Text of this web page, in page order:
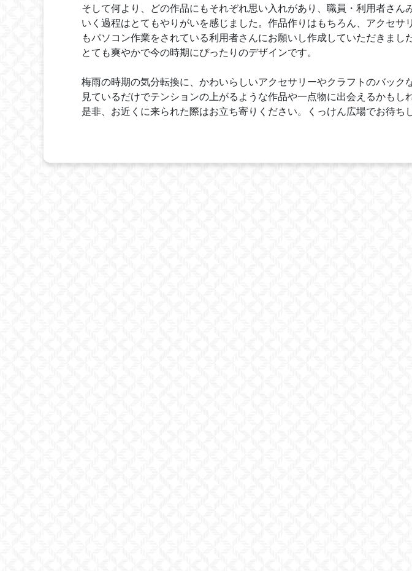
そして何より、どの作品にもそれぞれ思い入れがあり、職員・利用者さん
いく過程はとてもやりがいを感じました。作品作りはもちろん、アクセサ
もパソコン作業をされている利用者さんにお願いし作成していただきました
とても爽やかで今の時期にぴったりのデザインです。
梅雨の時期の気分転換に、かわいらしいアクセサリーやクラフトのバック
見ているだけでテンションの上がるような作品や一点物に出会えるかもし
是非、お近くに来られた際はお立ち寄りください。くっけん広場でお待ち